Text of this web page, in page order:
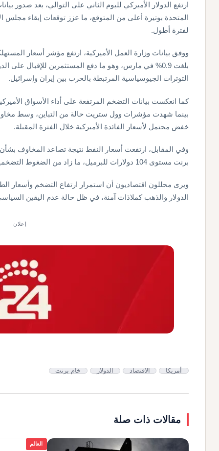
ارتفع الدولار الأميركي لليوم الثاني على التوالي، بعد صدور
المتحدة بوتيرة أعلى من المتوقع، ما عزز توقعات إبقاء مجلس
لفترة أطول.
بلغت 0.9% في مارس، وهو ما دفع المستثمرين للإقبال على
التوترات الجيوسياسية المرتبطة بالحرب بين إيران وإسرائيل.
كما انعكست بيانات التضخم المرتفعة على أداء الأسواق
بينما شهدت مؤشرات وول ستريت حالة من التباين، وسط
خفض محتمل لأسعار الفائدة الأميركية خلال الفترة المقبلة.
وفي المقابل، ارتفعت أسعار النفط نتيجة تصاعد المخاوف
برنت مستوى 104 دولارات للبرميل، ما زاد من الضغوط التضخمية على الأسواق العالمية.
ويرى محللون اقتصاديون أن استمرار ارتفاع التضخم وأسعار
الدولار والذهب كملاذات آمنة، في ظل حالة عدم اليقين
إعلان
أمريكا الاقتصاد الدولار خام برنت
مقالات ذات صلة
العالم